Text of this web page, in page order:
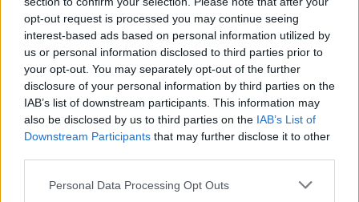
opt-out request is processed you may continue seeing
interest-based ads based on personal information utilized by
us or personal information disclosed to third parties prior to
your opt-out. You may separately opt-out of the further
disclosure of your personal information by third parties on the
IAB’s list of downstream participants. This information may
also be disclosed by us to third parties on the IAB’s List of
Downstream Participants that may further disclose it to other
Please note that this website/app uses one or more Google
Personal Data Processing Opt Outs
1215523 Lindab, a.s.
Nekonečné variácie
Slovenský výrobca Lindab Vám ponúka 8 typov strešných
krytín, v rôznych hrúbkach, v štyroch materiálových a 21
komponentov špičkového odkvapového systému a